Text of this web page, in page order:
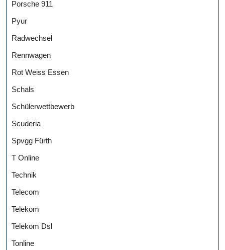
Porsche 911
Pyur
Radwechsel
Rennwagen
Rot Weiss Essen
Schals
Schülerwettbewerb
Scuderia
Spvgg Fürth
T Online
Technik
Telecom
Telekom
Telekom Dsl
Tonline